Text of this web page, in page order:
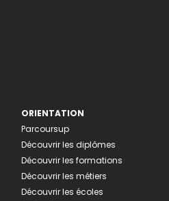
ORIENTATION
Parcoursup
Découvrir les diplômes
Découvrir les formations
Découvrir les métiers
Découvrir les écoles